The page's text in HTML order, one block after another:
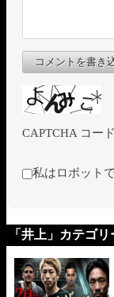
コメントを書き
CAPTCHA コード
私はロボット
「井上」カテゴ